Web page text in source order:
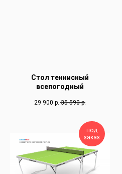
Стол теннисный
всепогодный
29 900 р. 35 590 р.
под
заказ